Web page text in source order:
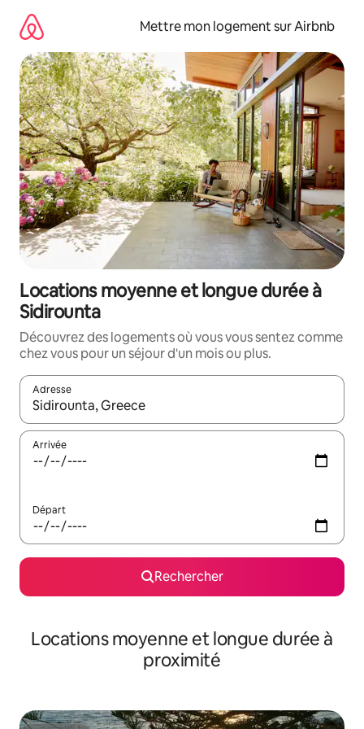
directement
contenu
Mettre mon logement sur Airbnb
Locations moyenne et longue durée à
Sidirounta
Découvrez des logements où vous vous sentez comme
chez vous pour un séjour d'un mois ou plus.
Adresse
Lorsque les résultats s'affichent, utilisez les flèches vers le
Arrivée
Départ
Rechercher
Locations moyenne et longue durée à
proximité